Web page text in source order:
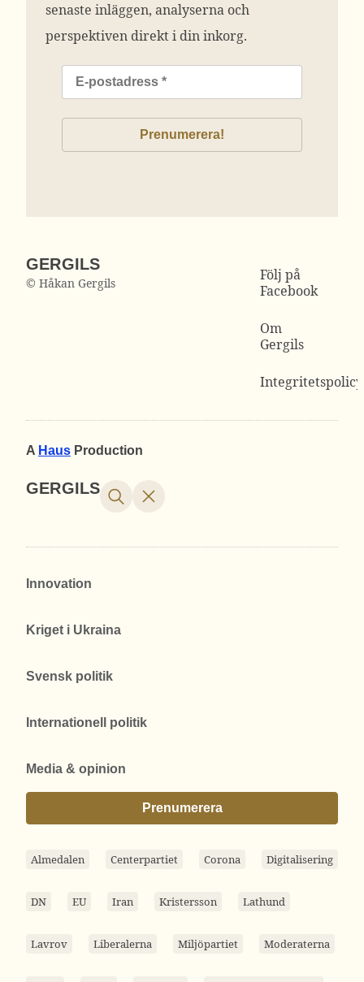
senaste inläggen, analyserna och
perspektiven direkt i din inkorg.
GERGILS
© Håkan Gergils
Följ på
Facebook
Om
Gergils
Integritetspolicy
A Haus Production
GERGILS
Innovation
Kriget i Ukraina
Svensk politik
Internationell politik
Media & opinion
Prenumerera
Almedalen Centerpartiet Corona Digitalisering
DN EU Iran Kristersson Lathund
Lavrov Liberalerna Miljöpartiet Moderaterna